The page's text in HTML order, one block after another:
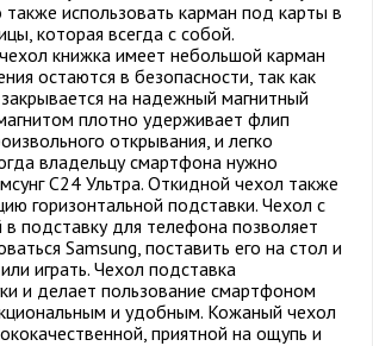
использовать карман под карты в
которая всегда с собой.
книжка имеет небольшой карман
остаются в безопасности, так как
на надежный магнитный
плотно удерживает флип
открывания, и легко
владельцу смартфона нужно
С24 Ультра. Откидной чехол также
горизонтальной подставки. Чехол с
подставку для телефона позволяет
Samsung, поставить его на стол и
играть. Чехол подставка
и делает пользование смартфоном
и удобным. Кожаный чехол
приятной на ощупь и